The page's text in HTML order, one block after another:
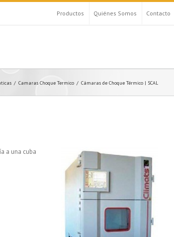
Productos Quiénes Somos Contacto
Camaras Choque Termico Cámaras de Choque Térmico | SCAL
a una cuba